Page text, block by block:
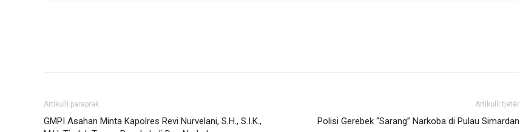
Artikulli paraprak
GMPI Asahan Minta Kapolres Revi Nurvelani, S.H., S.I.K.,
Artikulli tjetër
Polisi Gerebek “Sarang” Narkoba di Pulau Simardan